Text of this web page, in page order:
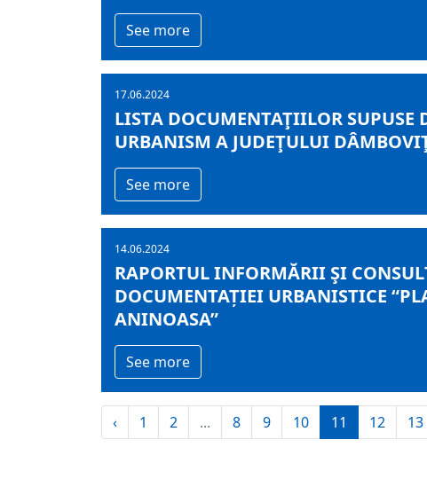
See more
17.06.2024
LISTA DOCUMENTAŢIILOR
URBANISM A JUDEŢULUI
See more
14.06.2024
RAPORTUL INFORMĂRII ŞI
DOCUMENTAȚIEI URBANISTICE
ANINOASA”
See more
‹ 1 2 ... 8 9 10 11 12 13